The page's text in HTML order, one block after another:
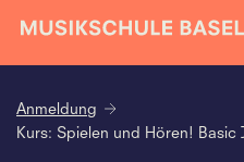
Anmeldung
Kurs: Spielen und Hören! Basic